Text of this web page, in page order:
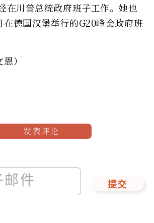
在川普总统政府班子工作。她也
在德国汉堡举行的G20峰会政府班
）
发表评论
提交